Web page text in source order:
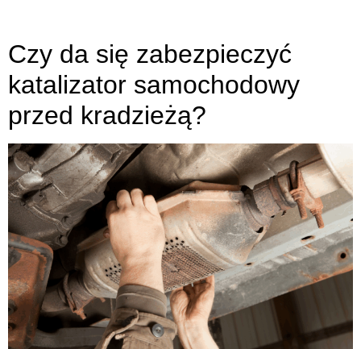
Czy da się zabezpieczyć
katalizator samochodowy
przed kradzieżą?